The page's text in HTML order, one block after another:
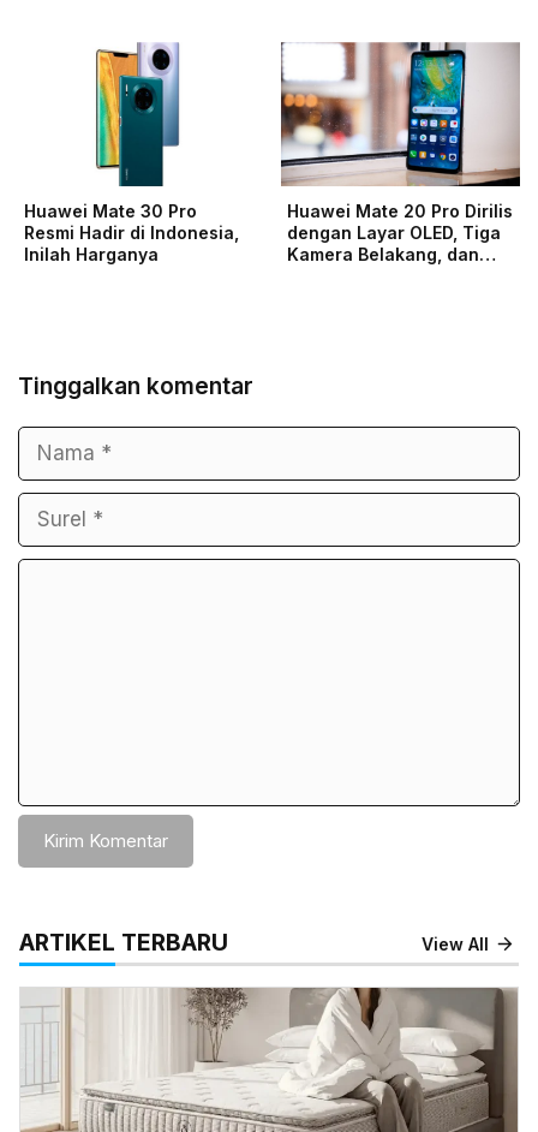
Huawei Mate 30 Pro
Resmi Hadir di Indonesia,
Inilah Harganya
Huawei Mate 20 Pro Dirilis
dengan Layar OLED, Tiga
Kamera Belakang, dan…
Tinggalkan komentar
Nama
Surel
Komentar
ARTIKEL TERBARU View All